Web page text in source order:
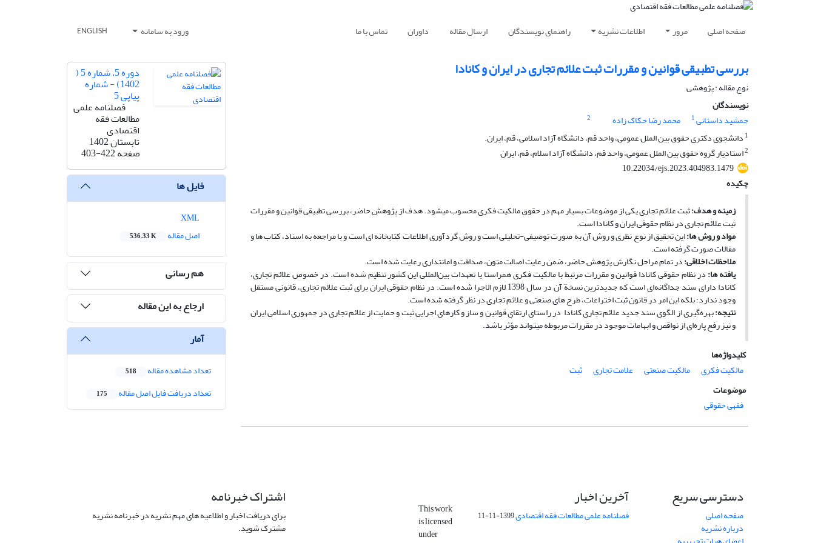
صفحه اصلی مرور اطلاعات نشریه راهنمای نویسندگان ارسال مقاله داوران تماس با ما ورود به سامانه ENGLISH
بررسی تطبیقی قوانین و مقررات ثبت علائم تجاری در ایران و کانادا
نوع مقاله : پژوهشی
نویسندگان
جمشید داستانی1 محمد رضا حکاک زاده
2
1 دانشجوی دکتری حقوق بین الملل عمومی، واحد قم، دانشگاه آزاد اسلامی، قم، ایران.
2استادیار گروه حقوق بین الملل عمومی، واحد قم، دانشگاه آزاد اسلام، قم، ایران
10.22034/ejs.2023.404983.1479
چکیده
زمینه و هدف:ثبت علائم تجاری یکی از موضوعات بسیار مهم در حقوق مالکیت فکری محسوب می­شود. هدف از پژوهش حاضر، بررسی تطبیقی قوانین و مقررات
ثبت علائم تجاری در نظام حقوقی ایران و کانادا است.
مواد و روش ­ها:این تحقیق از نوع نظری و ‌روش آن به­ صورت توصیفی-تحلیلی است و روش گرد‏آوری اطلاعات کتاب­خانه ‏ای است و با مراجعه به اسناد، کتاب­ ها و
مقالات صورت گرفته است.
ملاحظات اخلاقی:در تمام مراحل نگارش پژوهش حاضر، ضمن رعایت اصالت متون، صداقت و امانت­داری رعایت شده است.
یافته­ها:در نظام حقوقی کانادا قوانین و مقررات مرتبط با مالکیت فکری هم­راستا با تعهدات بین‌المللی این کشور تنظیم شده است. در خصوص علائم تجاری،
کانادا دارای سند جداگانه‌ای است که جدیدترین نسخة آن در سال 1398 لازم­ الاجرا شده است. در نظام حقوقی ایران برای ثبت علائم تجاری، قانونی مستقل
وجود ندارد؛ بلکه این امر در قانون ثبت اختراعات، طرح­ های صنعتی و علائم تجاری در نظر گرفته شده است.
نتیجه:بهره‌گیری از الگوی سند جدید علائم تجاری کانادا در راستای ارتقای قوانین و ساز و کارهای اجرایی ثبت و حمایت از علائم تجاری در جمهوری اسلامی ایران
و نیز رفع پاره‌ای از نواقص و ابهامات موجود در مقررات مربوطه می­تواند مؤثر ‌باشد.
کلیدواژه‌ها
مالکیت فکری
مالکیت صنعتی علامت تجاری
ثبت
موضوعات
فقهی حقوقی
دوره 5، شماره 5 (
1402) - شماره
پیاپی 5
فصلنامه علمی
مطالعات فقه
اقتصادی
تابستان 1402
صفحه403-422
فایل ها
اصل مقاله
536.33 K
هم رسانی
ارجاع به این مقاله
آمار
تعداد مشاهده مقاله 518
تعداد دریافت فایل اصل مقاله 175
دسترسی سریع
صفحه اصلی
درباره نشریه
آخرین اخبار
فصلنامه علمی مطالعات فقه اقتصادی1399-11-11
This work
is licensed
under
اشتراک خبرنامه
برای دریافت اخبار و اطلاعیه های مهم نشریه در خبرنامه نشریه
مشترک شوید.